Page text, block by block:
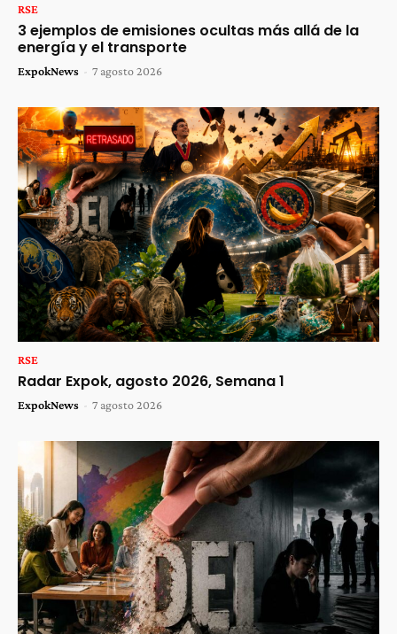
RSE
3 ejemplos de emisiones ocultas más allá de la
energía y el transporte
ExpokNews - 7 agosto 2026
RSE
Radar Expok, agosto 2026, Semana 1
ExpokNews - 7 agosto 2026